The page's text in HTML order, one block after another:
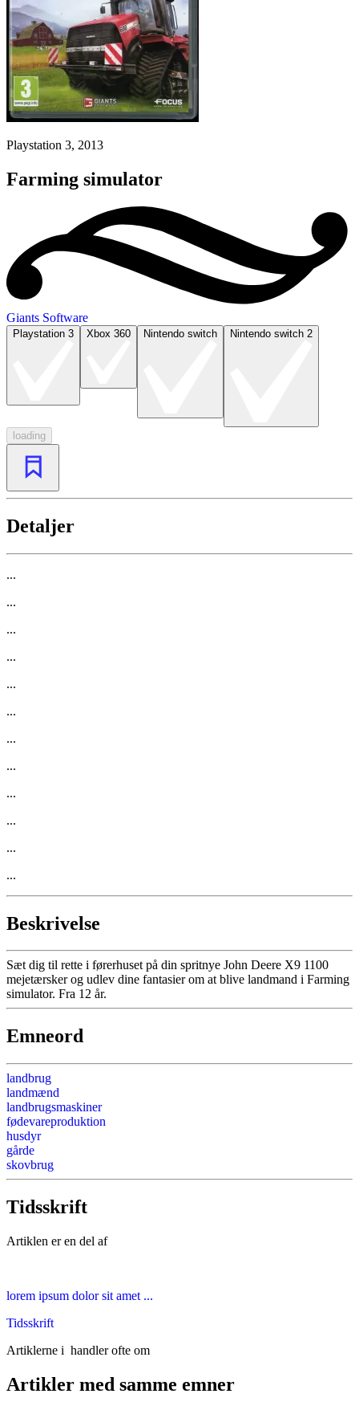
Playstation 3, 2013
Farming simulator
Giants Software
Playstation 3 Xbox 360 Nintendo switch Nintendo switch 2
loading
Detaljer
...
...
...
...
...
...
...
...
...
...
...
...
Beskrivelse
Sæt dig til rette i førerhuset på din spritnye John Deere X9 1100
mejetærsker og udlev dine fantasier om at blive landmand i Farming
simulator. Fra 12 år.
Emneord
landbrug
landmænd
landbrugsmaskiner
fødevareproduktion
husdyr
gårde
skovbrug
Tidsskrift
Artiklen er en del af
lorem ipsum dolor sit amet ...
Tidsskrift
Artiklerne i handler ofte om
Artikler med samme emner